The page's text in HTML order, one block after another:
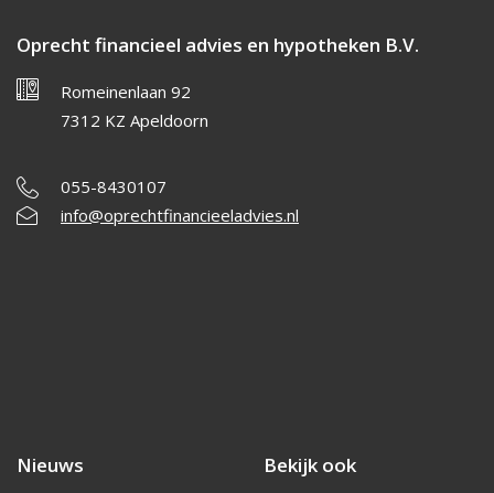
Oprecht financieel advies en hypotheken B.V.
Romeinenlaan 92
7312 KZ Apeldoorn
055-8430107
info@oprechtfinancieeladvies.nl
Nieuws Bekijk ook